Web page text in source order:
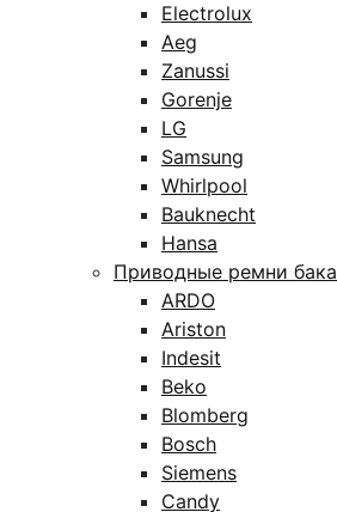
Electrolux
Aeg
Zanussi
Gorenje
LG
Samsung
Whirlpool
Bauknecht
Hansa
Приводные ремни бака
ARDO
Ariston
Indesit
Beko
Blomberg
Bosch
Siemens
Candy